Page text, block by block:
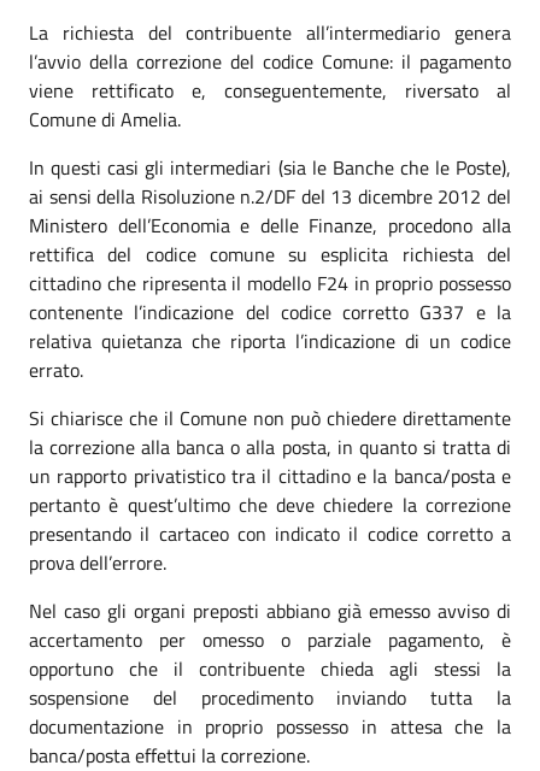
La richiesta del contribuente all’intermediario genera
l’avvio della correzione del codice Comune: il pagamento
viene rettificato e, conseguentemente, riversato al
Comune di Amelia.
In questi casi gli intermediari (sia le Banche che le Poste),
ai sensi della Risoluzione n.2/DF del 13 dicembre 2012 del
Ministero dell’Economia e delle Finanze, procedono alla
rettifica del codice comune su esplicita richiesta del
cittadino che ripresenta il modello F24 in proprio possesso
contenente l’indicazione del codice corretto G337 e la
relativa quietanza che riporta l’indicazione di un codice
errato.
Si chiarisce che il Comune non può chiedere direttamente
la correzione alla banca o alla posta, in quanto si tratta di
un rapporto privatistico tra il cittadino e la banca/posta e
pertanto è quest’ultimo che deve chiedere la correzione
presentando il cartaceo con indicato il codice corretto a
prova dell’errore.
Nel caso gli organi preposti abbiano già emesso avviso di
accertamento per omesso o parziale pagamento, è
opportuno che il contribuente chieda agli stessi la
sospensione del procedimento inviando tutta la
documentazione in proprio possesso in attesa che la
banca/posta effettui la correzione.